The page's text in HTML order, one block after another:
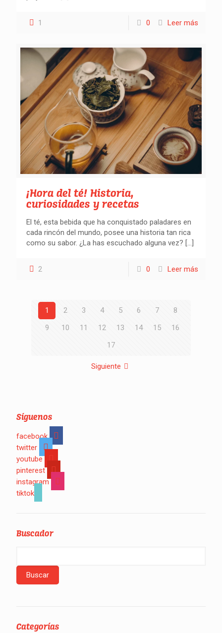
1 0 Leer más
¡Hora del té! Historia,
curiosidades y recetas
El té, esta bebida que ha conquistado paladares en
cada rincón del mundo, posee una historia tan rica
como su sabor. ¿La has escuchado alguna vez? […]
2 0 Leer más
1 2 3 4 5 6 7
8
9
10 11 12 13 14 15
16
17
Siguiente
Síguenos
facebook
twitter
youtube
pinterest
instagram
tiktok
Buscador
Categorías